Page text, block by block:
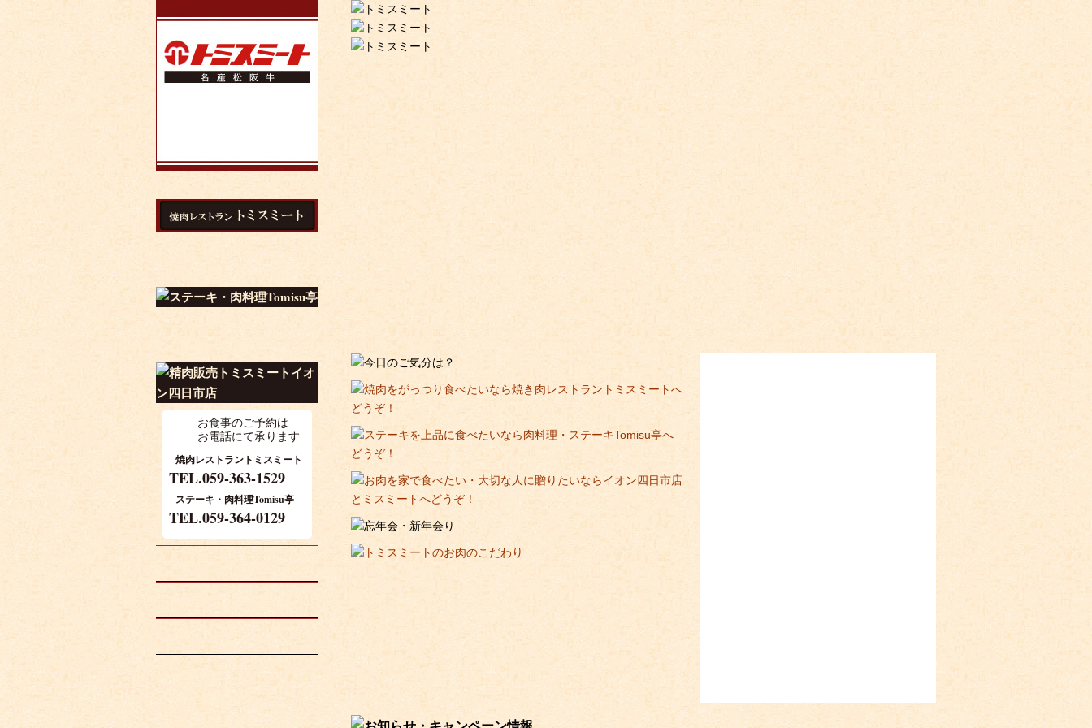
トップページ
メニュー
店頭販売・ギフト
メニュー
ランチ・お弁当
お食事のご予約は
お電話にて承ります
焼肉レストラントミスミート
TEL.059-363-1529
ステーキ・肉料理Tomisu亭
TEL.059-364-0129
営業時間・アクセス
宴会等でご利用のお客様
お肉のこだわり
スタッフ募集